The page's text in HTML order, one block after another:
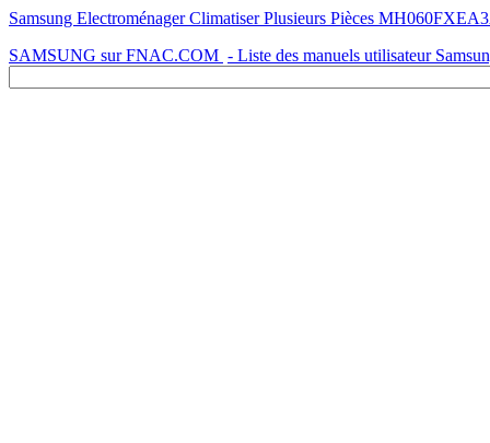
Samsung Electroménager Climatiser Plusieurs Pièces